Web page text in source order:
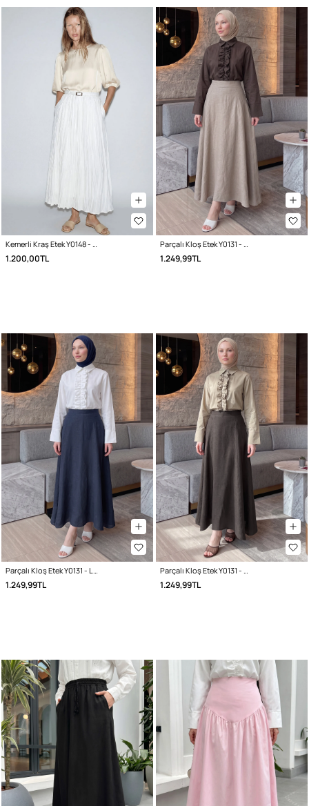
Kemerli Kraş Etek Y0148 - BEYAZ
1.200,00TL
Parçalı Kloş Etek Y0131 - TAŞ RENGİ
1.249,99TL
Parçalı Kloş Etek Y0131 - LACİVERT
1.249,99TL
Parçalı Kloş Etek Y0131 - ACI KAHVE
1.249,99TL